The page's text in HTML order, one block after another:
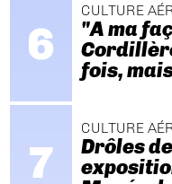
CULTURE
"A ma
fois,
CULTURE
Drôles